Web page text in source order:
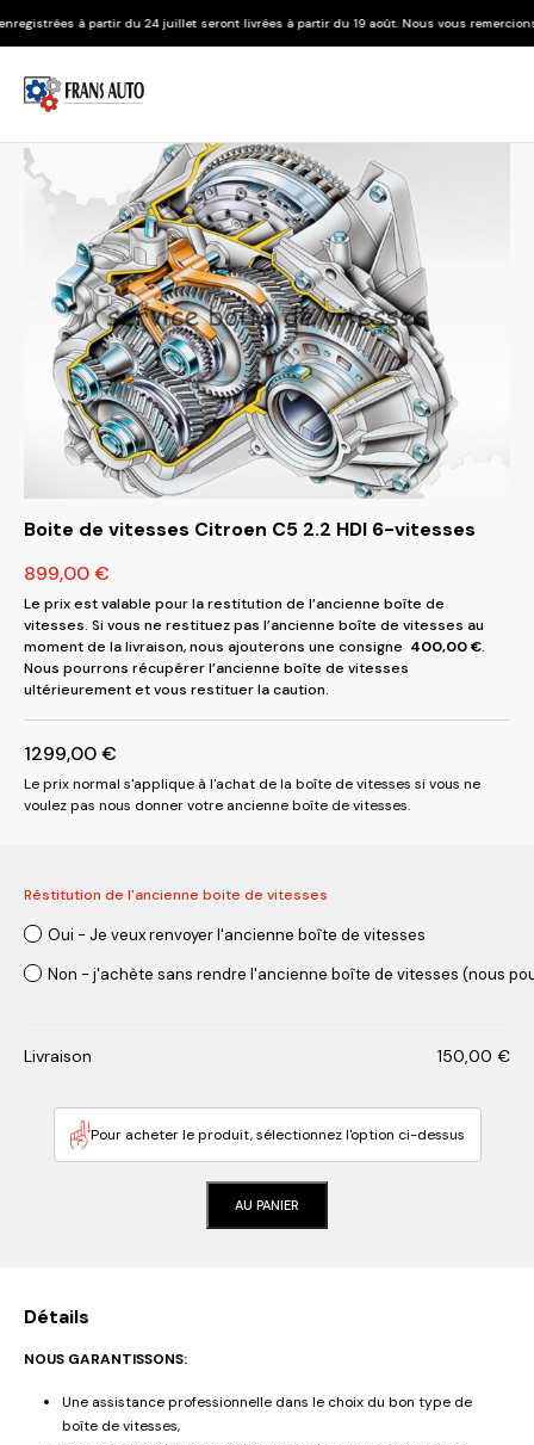
24 juillet seront livrées à partir du 19 août. Nous vous remercions de votre
Boite de vitesses Citroen C5 2.2 HDI 6-vitesses
899,00€
Le prix est valable pour la restitution de l’ancienne boîte de
vitesses. Si vous ne restituez pas l’ancienne boîte de vitesses au
moment de la livraison, nous ajouterons une consigne 400,00€.
Nous pourrons récupérer l’ancienne boîte de vitesses
ultérieurement et vous restituer la caution.
1299,00€
Le prix normal s'applique à l'achat de la boîte de vitesses si vous ne
voulez pas nous donner votre ancienne boîte de vitesses.
Réstitution de l'ancienne boite de vitesses
Oui - Je veux renvoyer l'ancienne boîte de vitesses
Non - j'achète sans rendre l'ancienne boîte de vitesses (nous
Livraison 150,00 €
Pour acheter le produit, sélectionnez l'option ci-dessus
AU PANIER
Détails
NOUS GARANTISSONS:
Une assistance professionnelle dans le choix du bon type de
boîte de vitesses,